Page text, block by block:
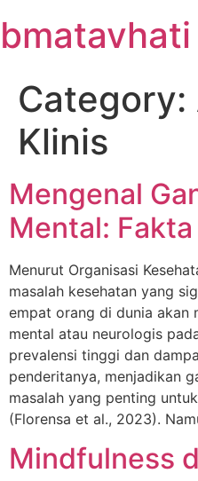
to
content
bmatavhati
Category:
Klinis
Mengenal
Mental:
Menurut Organisasi
masalah kesehatan yang
empat orang di dunia akan
mental atau neurologis
prevalensi tinggi dan
penderitanya, menjadikan
masalah yang penting
(Florensa et al., 2023).
Mindfulness